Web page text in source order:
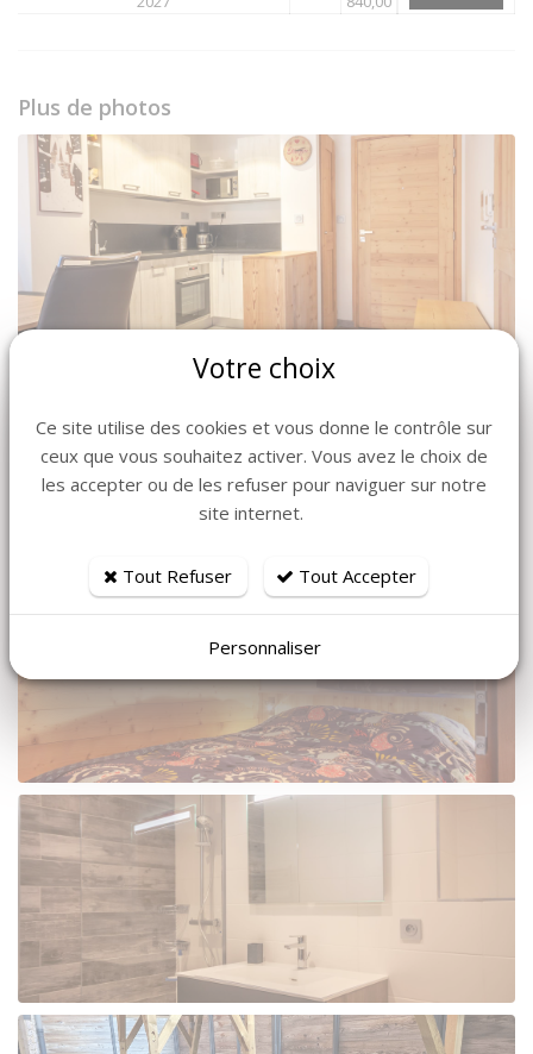
Plus de photos
Votre choix
Ce site utilise des cookies et vous donne le contrôle sur
ceux que vous souhaitez activer. Vous avez le choix de
les accepter ou de les refuser pour naviguer sur notre
site internet.
Tout Refuser Tout Accepter
Personnaliser